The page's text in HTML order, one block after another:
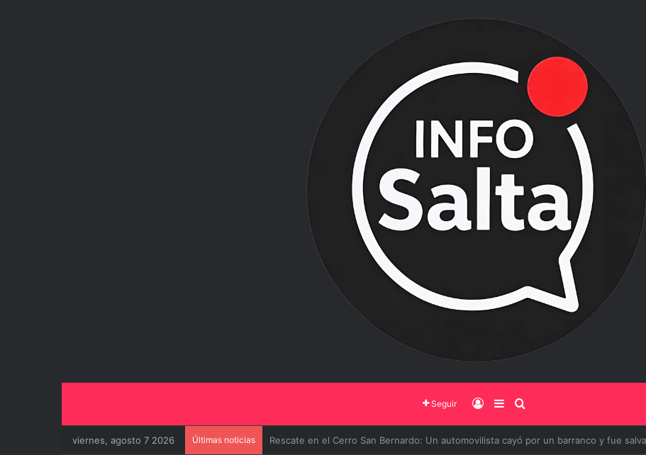
Seguir Iniciar Sesión
Barra Lateral
viernes, agosto 7 2026 Últimas noticias El Gobierno de Salta y la Policía Federal avanzan con nuevas medidas contra el delito